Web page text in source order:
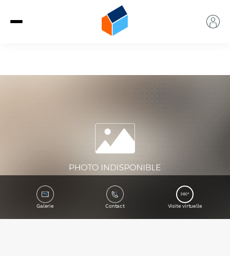
Galerie Contact
360°
Visite virtuelle